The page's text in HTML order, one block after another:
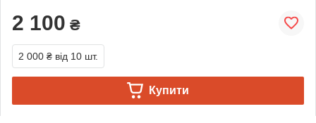
2 100 ₴
2 000 ₴ від 10 шт.
Купити